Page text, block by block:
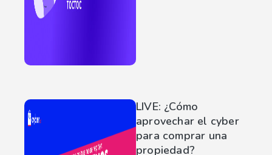
LIVE: ¿Cómo
aprovechar el cyber
para comprar una
propiedad?